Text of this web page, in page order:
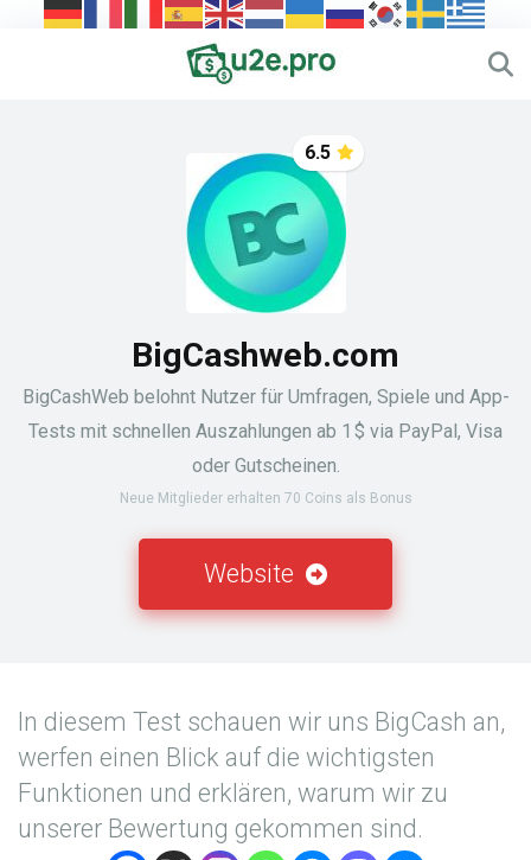
6.5
BigCashweb.com
BigCashWeb belohnt Nutzer für Umfragen, Spiele und App-
Tests mit schnellen Auszahlungen ab 1 $ via PayPal, Visa
oder Gutscheinen.
Neue Mitglieder erhalten 70 Coins als Bonus
Website
In diesem Test schauen wir uns BigCash an,
werfen einen Blick auf die wichtigsten
Funktionen und erklären, warum wir zu
unserer Bewertung gekommen sind.